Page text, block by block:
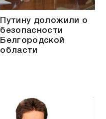
Путину доложили о
безопасности
Белгородской
области